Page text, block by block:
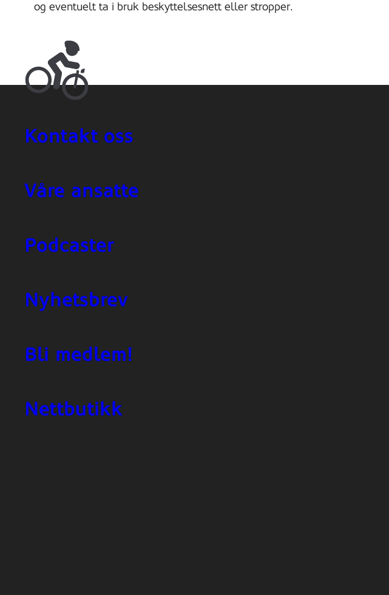
og eventuelt ta i bruk beskyttelsesnett eller stropper.
Kontakt oss
Våre ansatte
Podcaster
Nyhetsbrev
Bli medlem!
Nettbutikk